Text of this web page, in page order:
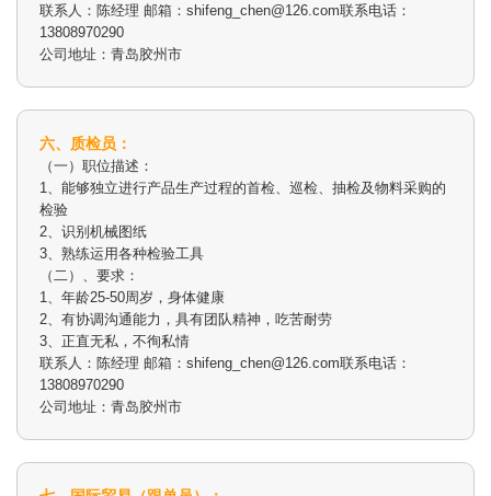
联系人：陈经理 邮箱：shifeng_chen@126.com联系电话：
13808970290
公司地址：青岛胶州市
六、质检员：
（一）职位描述：
1、能够独立进行产品生产过程的首检、巡检、抽检及物料采购的
检验
2、识别机械图纸
3、熟练运用各种检验工具
（二）、要求：
1、年龄25-50周岁，身体健康
2、有协调沟通能力，具有团队精神，吃苦耐劳
3、正直无私，不徇私情
联系人：陈经理 邮箱：shifeng_chen@126.com联系电话：
13808970290
公司地址：青岛胶州市